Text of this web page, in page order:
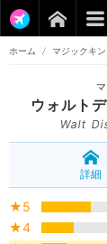
ホーム / マジックキン
ウォルト
Walt
詳細
★5
★4